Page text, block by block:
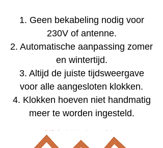
1. Geen bekabeling nodig voor
230V of antenne.
2. Automatische aanpassing zomer
en wintertijd.
3. Altijd de juiste tijdsweergave
voor alle aangesloten klokken.
4. Klokken hoeven niet handmatig
meer te worden ingesteld.